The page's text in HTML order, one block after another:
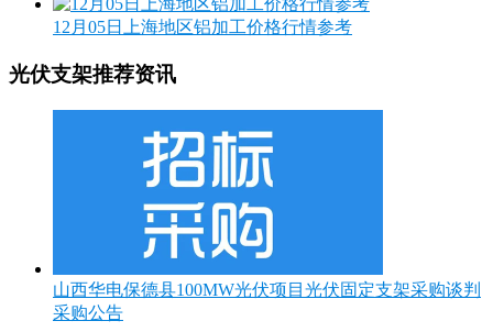
12月05日上海地区铝加工价格行情参考
光伏支架推荐资讯
山西华电保德县100MW光伏项目光伏固定支架采购谈判
采购公告